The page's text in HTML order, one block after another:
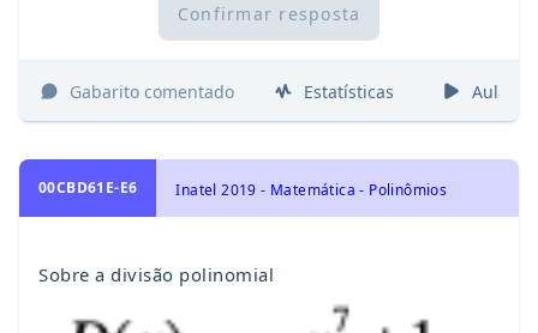
Confirmar resposta
Gabarito comentado Estatísticas Aulas
00CBD61E-E6 Inatel 2019 - Matemática - Polinômios
Sobre a divisão polinomial